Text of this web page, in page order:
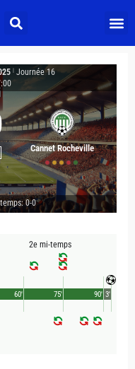
Journée 16
Cannet Rocheville
0-0
2e mi-temps
90'
60' 75' 3'